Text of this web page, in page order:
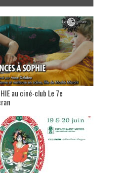
au ciné-club Le 7e